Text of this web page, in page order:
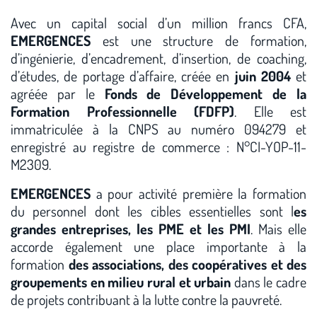
Avec un capital social d’un million francs CFA,
EMERGENCES est une structure de formation,
d’ingénierie, d’encadrement, d’insertion, de coaching,
d’études, de portage d’affaire, créée en juin 2004et
agréée par le Fonds de Développement de la
Formation Professionnelle (FDFP). Elle est
immatriculée à la CNPS au numéro 094279 et
enregistré au registre de commerce : N°CI-YOP-11-
M2309.
EMERGENCES a pour activité première la formation
du personnel dont les cibles essentielles sont les
grandes entreprises, les PME et les PMI. Mais elle
accorde également une place importante à la
formation des associations, des coopératives et des
groupements en milieu rural et urbaindans le cadre
de projets contribuant à la lutte contre la pauvreté.